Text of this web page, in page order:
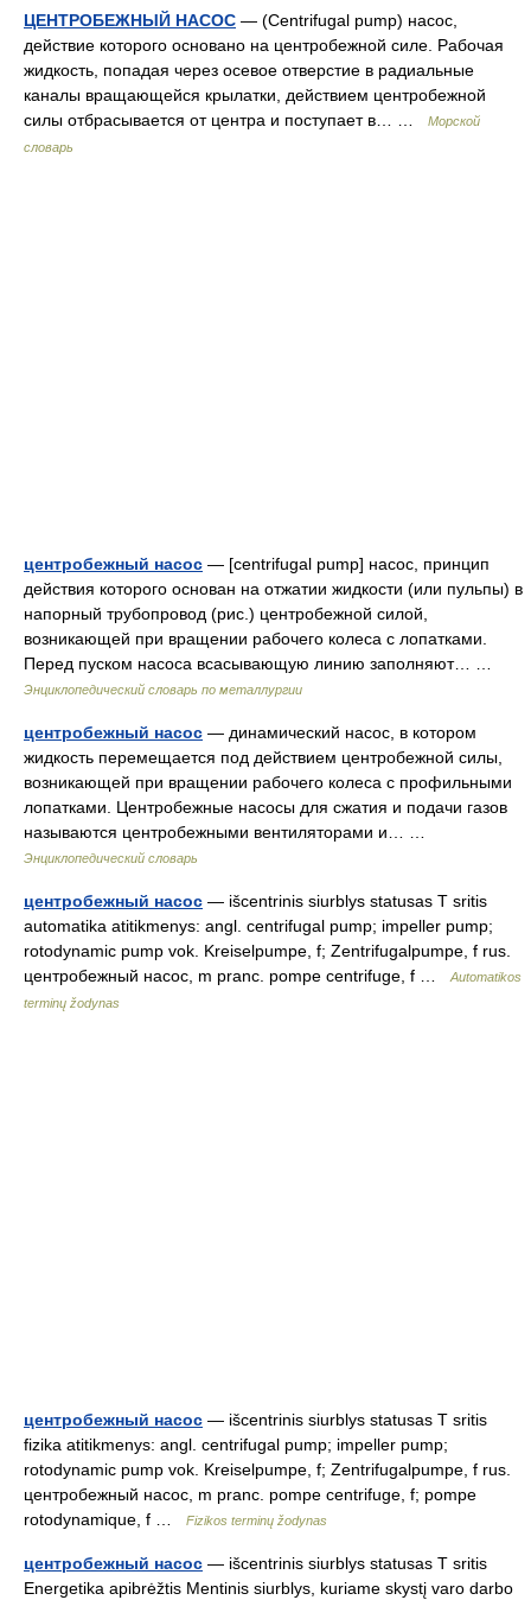
ЦЕНТРОБЕЖНЫЙ НАСОС — (Centrifugal pump) насос,
действие которого основано на центробежной силе. Рабочая
жидкость, попадая через осевое отверстие в радиальные
каналы вращающейся крылатки, действием центробежной
силы отбрасывается от центра и поступает в… …
Морской
словарь
центробежный насос — [centrifugal pump] насос, принцип
действия которого основан на отжатии жидкости (или пульпы) в
напорный трубопровод (рис.) центробежной силой,
возникающей при вращении рабочего колеса с лопатками.
Перед пуском насоса всасывающую линию заполняют… …
Энциклопедический словарь по металлургии
центробежный насос — динамический насос, в котором
жидкость перемещается под действием центробежной силы,
возникающей при вращении рабочего колеса с профильными
лопатками. Центробежные насосы для сжатия и подачи газов
называются центробежными вентиляторами и… …
Энциклопедический словарь
центробежный насос — išcentrinis siurblys statusas T sritis
automatika atitikmenys: angl. centrifugal pump; impeller pump;
rotodynamic pump vok. Kreiselpumpe, f; Zentrifugalpumpe, f rus.
центробежный насос, m pranc. pompe centrifuge, f …Automatikos
terminų žodynas
центробежный насос — išcentrinis siurblys statusas T sritis
fizika atitikmenys: angl. centrifugal pump; impeller pump;
rotodynamic pump vok. Kreiselpumpe, f; Zentrifugalpumpe, f rus.
центробежный насос, m pranc. pompe centrifuge, f; pompe
rotodynamique, f …
Fizikos terminų žodynas
центробежный насос — išcentrinis siurblys statusas T sritis
Energetika apibrėžtis Mentinis siurblys, kuriame skystį varo darbo